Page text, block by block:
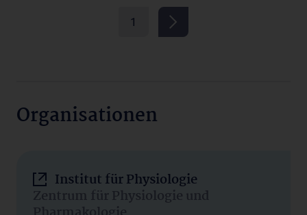
1
Organisationen
Institut für Physiologie
Zentrum für Physiologie und